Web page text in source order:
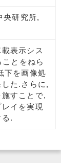
央研究所,
表示シス
とをねら
下を画像処
た.さらに,
すことで,
イを実現
.